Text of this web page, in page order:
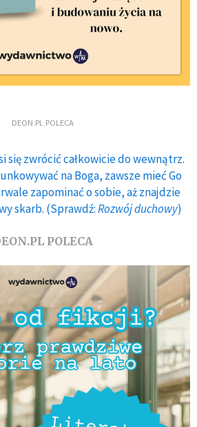
DEON.PL POLECA
się zwrócić całkowicie do wewnątrz.
na Boga, zawsze mieć Go
zapominać o sobie, aż znajdzie
skarb. (Sprawdź:Rozwój duchowy)
POLECA